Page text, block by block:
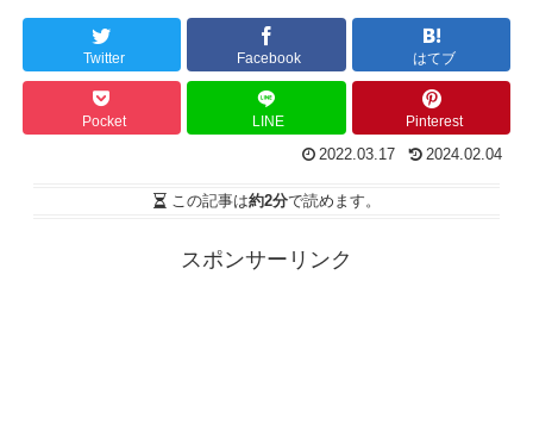
Twitter Facebook はてブ
Pocket LINE Pinterest
2022.03.17 2024.02.04
この記事は約2分で読めます。
スポンサーリンク